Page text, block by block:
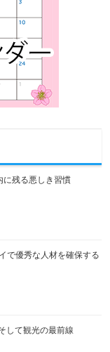
に残る悪しき習慣
で優秀な人材を確保する
して観光の最前線